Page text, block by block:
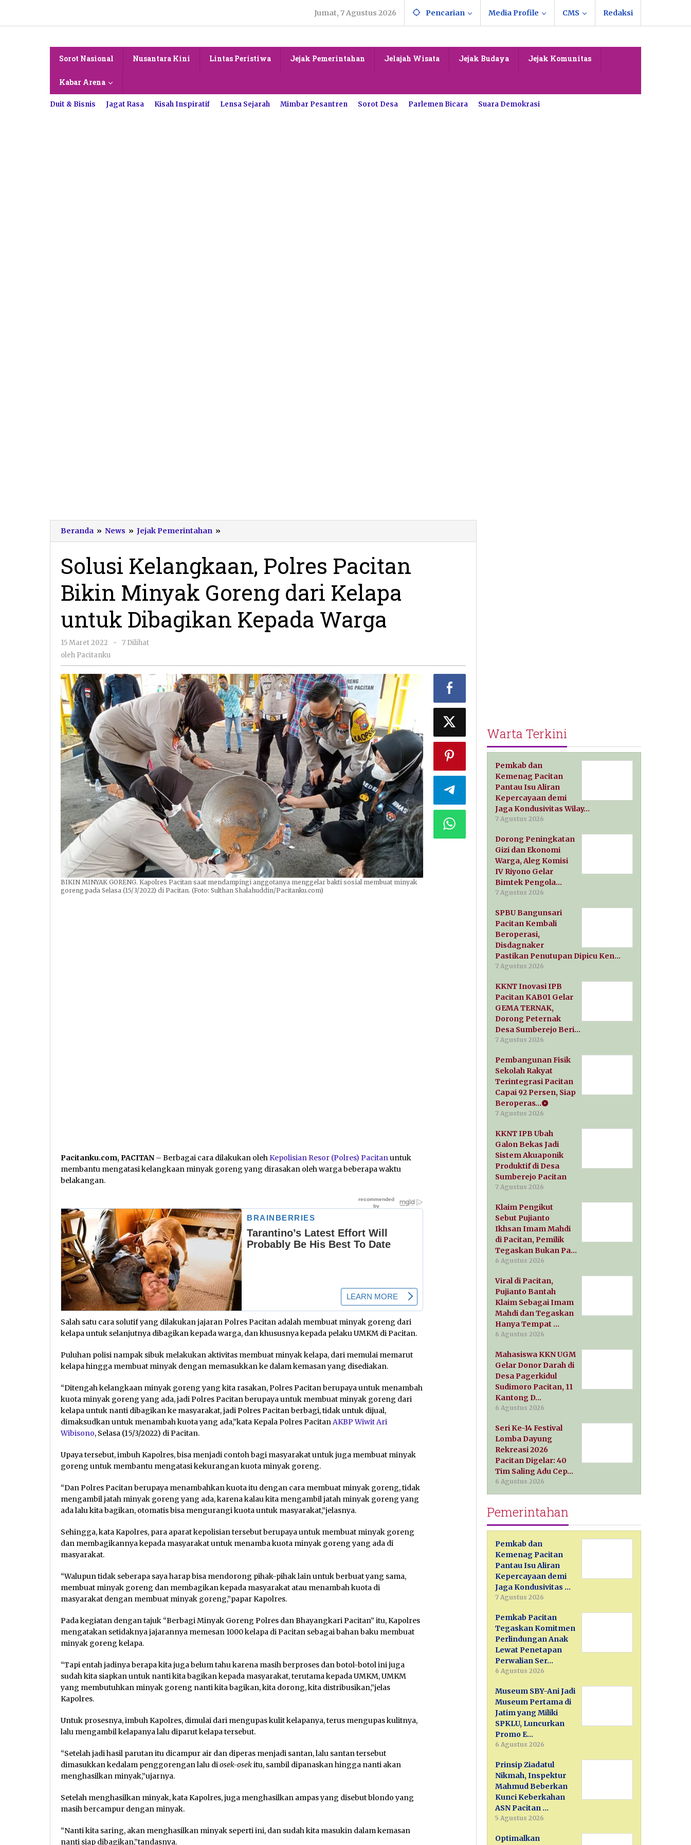
konten
Jumat, 7 Agustus 2026 Pencarian Media Profile CMS Redaksi
Sorot Nasional Nusantara Kini Lintas Peristiwa Jejak Pemerintahan Jelajah Wisata Jejak Budaya Jejak Komunitas
Kabar Arena
Duit & Bisnis Jagat Rasa Kisah Inspiratif Lensa Sejarah Mimbar Pesantren Sorot Desa Parlemen Bicara Suara Demokrasi
Beranda » News » Jejak Pemerintahan »
Kelangkaan,
Pacitan
Bikin
Goreng
Kelapa
untuk
Solusi Kelangkaan, Polres Pacitan
Bikin Minyak Goreng dari Kelapa
untuk Dibagikan Kepada Warga
15 Maret 2022
oleh
-
7 Dilihat
oleh Pacitanku
BIKIN MINYAK GORENG. Kapolres Pacitan saat mendampingi anggotanya menggelar bakti sosial membuat minyak
goreng pada Selasa (15/3/2022) di Pacitan. (Foto: Sulthan Shalahuddin/Pacitanku.com)
Pacitanku.com, PACITAN – Berbagai cara dilakukan olehKepolisian Resor (Polres) Pacitanuntuk
membantu mengatasi kelangkaan minyak goreng yang dirasakan oleh warga beberapa waktu
belakangan.
Salah satu cara solutif yang dilakukan jajaran Polres Pacitan adalah membuat minyak goreng dari
kelapa untuk selanjutnya dibagikan kepada warga, dan khususnya kepada pelaku UMKM di Pacitan.
Puluhan polisi nampak sibuk melakukan aktivitas membuat minyak kelapa, dari memulai memarut
kelapa hingga membuat minyak dengan memasukkan ke dalam kemasan yang disediakan.
“Ditengah kelangkaan minyak goreng yang kita rasakan, Polres Pacitan berupaya untuk menambah
kuota minyak goreng yang ada, jadi Polres Pacitan berupaya untuk membuat minyak goreng dari
kelapa untuk nanti dibagikan ke masyarakat, jadi Polres Pacitan berbagi, tidak untuk dijual,
dimaksudkan untuk menambah kuota yang ada,”kata Kepala Polres PacitanAKBP Wiwit Ari
Wibisono, Selasa (15/3/2022) di Pacitan.
Upaya tersebut, imbuh Kapolres, bisa menjadi contoh bagi masyarakat untuk juga membuat minyak
goreng untuk membantu mengatasi kekurangan kuota minyak goreng.
“Dan Polres Pacitan berupaya menambahkan kuota itu dengan cara membuat minyak goreng, tidak
mengambil jatah minyak goreng yang ada, karena kalau kita mengambil jatah minyak goreng yang
ada lalu kita bagikan, otomatis bisa mengurangi kuota untuk masyarakat,”jelasnya.
Sehingga, kata Kapolres, para aparat kepolisian tersebut berupaya untuk membuat minyak goreng
dan membagikannya kepada masyarakat untuk menamba kuota minyak goreng yang ada di
masyarakat.
“Walupun tidak seberapa saya harap bisa mendorong pihak-pihak lain untuk berbuat yang sama,
membuat minyak goreng dan membagikan kepada masyarakat atau menambah kuota di
masyarakat dengan membuat minyak goreng,”papar Kapolres.
Pada kegiatan dengan tajuk “Berbagi Minyak Goreng Polres dan Bhayangkari Pacitan” itu, Kapolres
mengatakan setidaknya jajarannya memesan 1000 kelapa di Pacitan sebagai bahan baku membuat
minyak goreng kelapa.
“Tapi entah jadinya berapa kita juga belum tahu karena masih berproses dan botol-botol ini juga
sudah kita siapkan untuk nanti kita bagikan kepada masyarakat, terutama kepada UMKM, UMKM
yang membutuhkan minyak goreng nanti kita bagikan, kita dorong, kita distribusikan,”jelas
Kapolres.
Untuk prosesnya, imbuh Kapolres, dimulai dari mengupas kulit kelapanya, terus mengupas kulitnya,
lalu mengambil kelapanya lalu diparut kelapa tersebut.
“Setelah jadi hasil parutan itu dicampur air dan diperas menjadi santan, lalu santan tersebut
dimasukkan kedalam penggorengan lalu diosek-osekitu, sambil dipanaskan hingga nanti akan
menghasilkan minyak,”ujarnya.
Setelah menghasilkan minyak, kata Kapolres, juga menghasilkan ampas yang disebut blondo yang
masih bercampur dengan minyak.
“Nanti kita saring, akan menghasilkan minyak seperti ini, dan sudah kita masukin dalam kemasan
nanti siap dibagikan,”tandasnya.
Warta Terkini
Pemkab dan
Kemenag Pacitan
Pantau Isu Aliran
Kepercayaan demi
Jaga Kondusivitas Wilay…
7 Agustus 2026
Dorong Peningkatan
Gizi dan Ekonomi
Warga, Aleg Komisi
IV Riyono Gelar
Bimtek Pengola…
7 Agustus 2026
SPBU Bangunsari
Pacitan Kembali
Beroperasi,
Disdagnaker
Pastikan Penutupan Dipicu Ken…
7 Agustus 2026
KKNT Inovasi IPB
Pacitan KAB01 Gelar
GEMA TERNAK,
Dorong Peternak
Desa Sumberejo Beri…
7 Agustus 2026
Pembangunan Fisik
Sekolah Rakyat
Terintegrasi Pacitan
Capai 92 Persen, Siap
Beroperas…
7 Agustus 2026
KKNT IPB Ubah
Galon Bekas Jadi
Sistem Akuaponik
Produktif di Desa
Sumberejo Pacitan
7 Agustus 2026
Klaim Pengikut
Sebut Pujianto
Ikhsan Imam Mahdi
di Pacitan, Pemilik
Tegaskan Bukan Pa…
6 Agustus 2026
Viral di Pacitan,
Pujianto Bantah
Klaim Sebagai Imam
Mahdi dan Tegaskan
Hanya Tempat …
6 Agustus 2026
Mahasiswa KKN UGM
Gelar Donor Darah di
Desa Pagerkidul
Sudimoro Pacitan, 11
Kantong D…
6 Agustus 2026
Seri Ke-14 Festival
Lomba Dayung
Rekreasi 2026
Pacitan Digelar: 40
Tim Saling Adu Cep…
6 Agustus 2026
Pemerintahan
Pemkab dan
Kemenag Pacitan
Pantau Isu Aliran
Kepercayaan demi
Jaga Kondusivitas …
7 Agustus 2026
Pemkab Pacitan
Tegaskan Komitmen
Perlindungan Anak
Lewat Penetapan
Perwalian Ser…
6 Agustus 2026
Museum SBY-Ani Jadi
Museum Pertama di
Jatim yang Miliki
SPKLU, Luncurkan
Promo E…
6 Agustus 2026
Prinsip Ziadatul
Nikmah, Inspektur
Mahmud Beberkan
Kunci Keberkahan
ASN Pacitan …
5 Agustus 2026
Optimalkan